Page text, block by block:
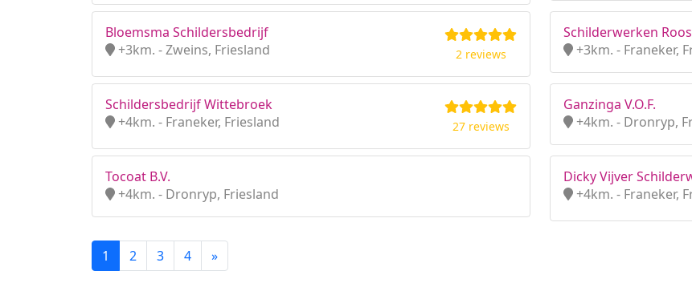
Bloemsma Schildersbedrijf
+3km. - Zweins, Friesland
2 reviews
Schilderwerken
+3km. - Franeker,
Schildersbedrijf Wittebroek
+4km. - Franeker, Friesland
27 reviews
Ganzinga V.O.F.
+4km. - Dronryp,
Tocoat B.V.
+4km. - Dronryp, Friesland
Dicky Vijver
+4km. - Franeker,
1 2 3 4 »